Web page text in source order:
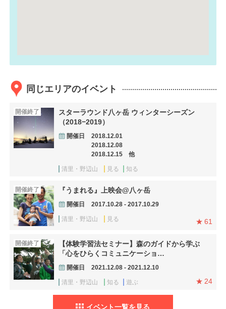
同じエリアのイベント
開催終了
スターラウンド八ヶ岳 ウィンターシーズン
（2018−2019）
開催日
2018.12.01
2018.12.08
2018.12.15 他
清里・野辺山 見る 知る
開催終了 『うまれる』上映会@八ヶ岳
開催日 2017.10.28 - 2017.10.29
清里・野辺山 見る 61
開催終了
【体験学習法セミナー】森のガイドから学ぶ
「心をひらくコミュニケーショ…
開催日 2021.12.08 - 2021.12.10
清里・野辺山 知る 遊ぶ 24
イベント一覧を見る